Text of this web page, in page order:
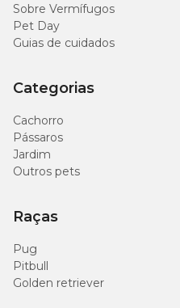
Sobre Vermífugos
Pet Day
Guias de cuidados
Categorias
Cachorro
Pássaros
Jardim
Outros pets
Raças
Pug
Pitbull
Golden retriever